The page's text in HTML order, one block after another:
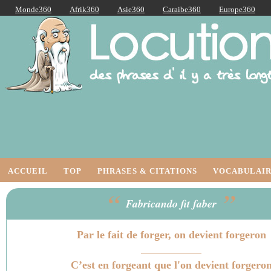
Monde360 Afrik360 Asie360 Caraibe360
Europe360
AmériqueLatine360
Océanie360
Orient360
Locutions Latines
ACCUEIL TOP PHRASES & CITATIONS
“ Fabricando fit faber ”
Par le fait de forger, on devient forgeron
C’est en forgeant que l'on devient